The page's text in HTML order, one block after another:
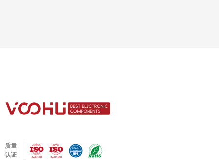
质量
认证